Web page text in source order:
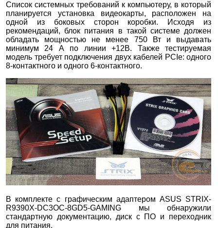
Список системных требований к компьютеру, в который
планируется установка видеокарты, расположен на
одной из боковых сторон коробки. Исходя из
рекомендаций, блок питания в такой системе должен
обладать мощностью не менее 750 Вт и выдавать
минимум 24 А по линии +12В. Также тестируемая
модель требует подключения двух кабелей PCIe: одного
8-контактного и одного 6-контактного.
В комплекте с графическим адаптером ASUS STRIX-
R9390X-DC3OC-8GD5-GAMING мы обнаружили
стандартную документацию, диск с ПО и переходник
для питания.